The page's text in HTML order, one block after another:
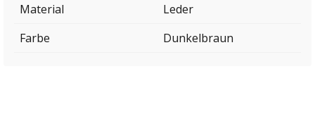
Material
Leder
Farbe
Dunkelbraun